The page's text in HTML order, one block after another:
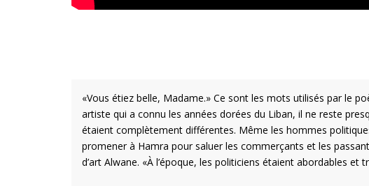
«Vous étiez belle, Madame.» Ce sont les mots utilisés par le
artiste qui a connu les années dorées du Liban, il ne reste
étaient complètement différentes. Même les hommes
promener à Hamra pour saluer les commerçants et les
d’art Alwane. «À l’époque, les politiciens étaient abordables